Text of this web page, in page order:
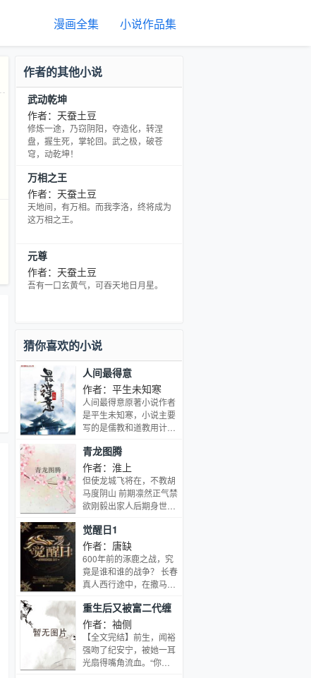
漫画全集 小说作品集
作者的其他小说
武动乾坤
作者：天蚕土豆
修炼一途，乃窃阴阳，夺造化，转涅
盘，握生死，掌轮回。武之极，破苍
穹，动乾坤！
万相之王
作者：天蚕土豆
天地间，有万相。而我李洛，终将成为
这万相之王。
元尊
作者：天蚕土豆
吾有一口玄黄气，可吞天地日月星。
猜你喜欢的小说
人间最得意
作者：平生未知寒
人间最得意原著小说作者
是平生未知寒，小说主要
写的是儒教和道教用计使
战，导致剑士一脉凋零，
儒道统治山河并打压剑士
的内容。人间最得意小说
全文免费阅读。
青龙图腾
作者：淮上
但使龙城飞将在，不教胡
马度阴山 前期凛然正气禁
欲刚毅出家人后期身世揭
风心狠手辣画风比较邪性
受 宫廷权谋，江湖争杀，
师徒年下 一切历史皆为架
空，古风狗血酸爽小白
觉醒日1
作者：唐缺
600年前的涿鹿之战，究
竟是谁和谁的战争？ 长春
真人西行途中，在撒马尔
不已的事物？ 欧洲中世纪
的女巫迫害，到底是为了
何种原因？ 龙虎山天师张
彦頨的寻宝活动，寻找到
了怎样的恐怖存在？ 明末
重生后又被富二代缠
上了
作者：袖侧
【全文完结】前生，闻裕
强吻了纪安宁，被她一耳
光扇得嘴角流血。“你他